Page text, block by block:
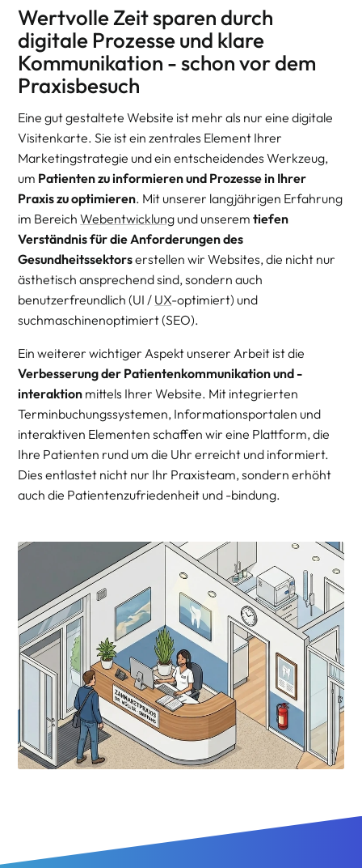
Wertvolle Zeit sparen durch
digitale Prozesse und klare
Kommunikation - schon vor dem
Praxisbesuch
Eine gut gestaltete Website ist mehr als nur eine digitale
Visitenkarte. Sie ist ein zentrales Element Ihrer
Marketingstrategie und ein entscheidendes Werkzeug,
um Patienten zu informieren und Prozesse in Ihrer
Praxis zu optimieren. Mit unserer langjährigen Erfahrung
im BereichWebentwicklung und unseremtiefen
Verständnis für die Anforderungen des
Gesundheitssektorserstellen wir Websites, die nicht nur
ästhetisch ansprechend sind, sondern auch
benutzerfreundlich (UI / UX-optimiert) und
suchmaschinenoptimiert (SEO).
Ein weiterer wichtiger Aspekt unserer Arbeit ist die
Verbesserung der Patientenkommunikation und -
interaktion mittels Ihrer Website. Mit integrierten
Terminbuchungssystemen, Informationsportalen und
interaktiven Elementen schaffen wir eine Plattform, die
Ihre Patienten rund um die Uhr erreicht und informiert.
Dies entlastet nicht nur Ihr Praxisteam, sondern erhöht
auch die Patientenzufriedenheit und -bindung.